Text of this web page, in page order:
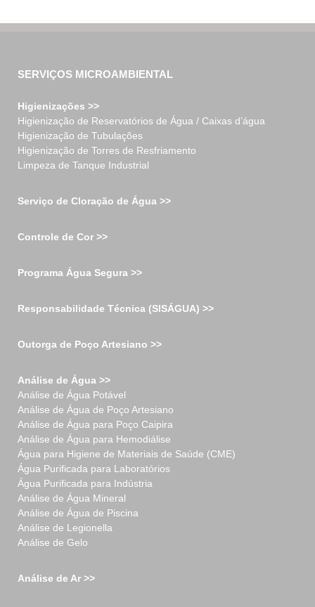
SERVIÇOS MICROAMBIENTAL
Higienizações >>
Higienização de Reservatórios de Água / Caixas d’água
Higienização de Tubulações
Higienização de Torres de Resfriamento
Limpeza de Tanque Industrial
Serviço de Cloração de Água >>
Controle de Cor >>
Programa Água Segura >>
Responsabilidade Técnica (SISÁGUA) >>
Outorga de Poço Artesiano >>
Análise de Água >>
Análise de Água Potável
Análise de Água de Poço Artesiano
Análise de Água para Poço Caipira
Análise de Água para Hemodiálise
Água para Higiene de Materiais de Saúde (CME)
Água Purificada para Laboratórios
Água Purificada para Indústria
Análise de Água Mineral
Análise de Água de Piscina
Análise de Legionella
Análise de Gelo
Análise de Ar >>